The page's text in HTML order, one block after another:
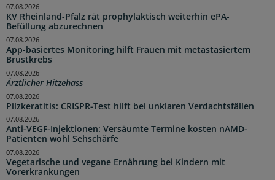
KV Rheinland-Pfalz rät prophylaktisch weiterhin ePA-
Befüllung abzurechnen
07.08.2026
App-basiertes Monitoring hilft Frauen mit metastasiertem
Brustkrebs
07.08.2026
Ärztlicher Hitzehass
07.08.2026
Pilzkeratitis: CRISPR-Test hilft bei unklaren Verdachtsfällen
07.08.2026
Anti-VEGF-Injektionen: Versäumte Termine kosten nAMD-
Patienten wohl Sehschärfe
07.08.2026
Vegetarische und vegane Ernährung bei Kindern mit
Vorerkrankungen
07.08.2026